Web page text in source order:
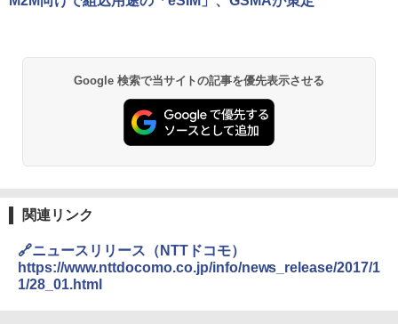
Google 検索で当サイトの記事を優先表示させる
関連リンク
🔗ニュースリリース（NTTドコモ）
https://www.nttdocomo.co.jp/info/news_release/2017/1
1/28_01.html